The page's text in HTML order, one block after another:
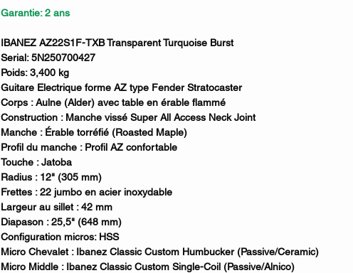
Garantie: 2 ans
IBANEZ AZ22S1F-TXB Transparent Turquoise Burst
Serial: 5N250700427
Poids: 3,400 kg
Guitare Electrique forme AZ type Fender Stratocaster
Corps : Aulne (Alder) avec table en érable flammé
Construction : Manche vissé Super All Access Neck Joint
Manche : Érable torréfié (Roasted Maple)
Profil du manche : Profil AZ confortable
Touche : Jatoba
Radius : 12" (305 mm)
Frettes : 22 jumbo en acier inoxydable
Largeur au sillet : 42 mm
Diapason : 25,5" (648 mm)
Configuration micros: HSS
Micro Chevalet : Ibanez Classic Custom Humbucker (Passive/Ceramic)
Micro Middle : Ibanez Classic Custom Single-Coil (Passive/Alnico)